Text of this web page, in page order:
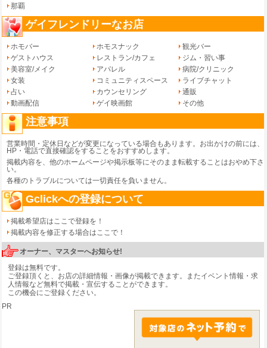
那覇
ゲイフレンドリーなお店
ホモバー ホモスナック
観光バー
ゲストハウス
レストラン/カフェ
ジム・習い事
美容室/メイク
アパレル
病院/クリニック
女装
コミュニティスペース
ライブチャット
占い
カウンセリング
通販
動画配信
ゲイ映画館 その他
注意事項
営業時間・定休日などが変更になっている場合もあります。お出かけの前には、
HP・電話で直接確認をすることをおすすめします。
掲載内容を、他のホームページや掲示板等にそのまま転載することはおやめ下さ
い。
各種のトラブルについては一切責任を負いません。
Gclickへの登録について
掲載希望店はここで登録を！
掲載内容を修正する場合はここで！
オーナー、マスターへお知らせ!
登録は無料です。
ご登録頂くと、お店の詳細情報・画像が掲載できます。またイベント情報・求
人情報など無料で掲載・宣伝することができます。
この機会にご登録ください。
PR